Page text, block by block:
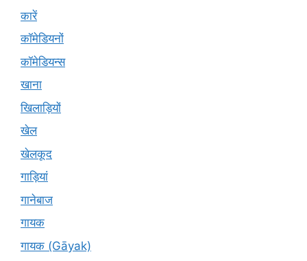
कारें
कॉमेडियनों
कॉमेडियन्स
खाना
खिलाड़ियों
खेल
खेलकूद
गाड़ियां
गानेबाज
गायक
गायक (Gāyak)